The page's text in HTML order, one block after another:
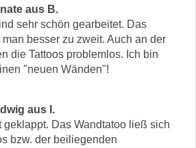
aus B.
sehr schön gearbeitet. Das
besser zu zweit. Auch an der
die Tattoos problemlos. Ich bin
"neuen Wänden"!
aus I.
geklappt. Das Wandtatoo ließ sich
bzw. der beiliegenden